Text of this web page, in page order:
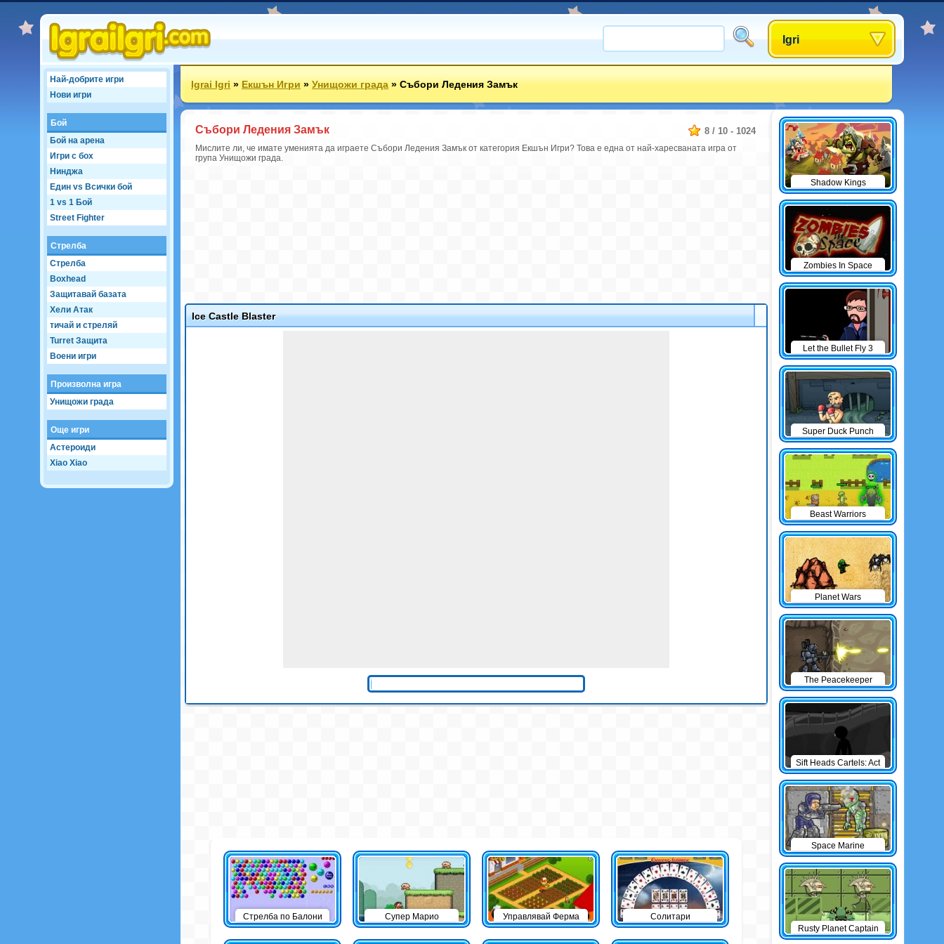
Igri
Най-добрите игри
Нови игри
Бой
Бой на арена
Игри с бох
Нинджа
Един vs Всички бой
1 vs 1 Бой
Street Fighter
Стрелба
Стрелба
Boxhead
Защитавай базата
Хели Атак
тичай и стреляй
Turret Защита
Воени игри
Произволна игра
Унищожи града
Още игри
Астероиди
Xiao Xiao
Igrai Igri»Екшън Игри»Унищожи града»Събори Ледения Замък
8 / 10 - 1024
Събори Ледения Замък
Мислите ли, че имате уменията да играете Събори Ледения Замък от категория Екшън Игри? Това е една от най-харесваната игра от
група Унищожи града.
Ice Castle Blaster
Стрелба по Балони Супер Марио Управлявай Ферма Солитари
Shadow Kings
Zombies In Space
Let the Bullet Fly 3
Super Duck Punch
Beast Warriors
Planet Wars
The Peacekeeper
Sift Heads Cartels: Act
1
Space Marine
Rusty Planet Captain
Zorro